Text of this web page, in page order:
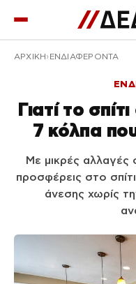
ΑΡΧΙΚΉ ΕΝΔΙΑΦΕΡΟΝΤΑ
Γιατί το
7 κόλπα
Με μικρές αλλαγές
προσφέρεις στο
άνεσης χωρίς